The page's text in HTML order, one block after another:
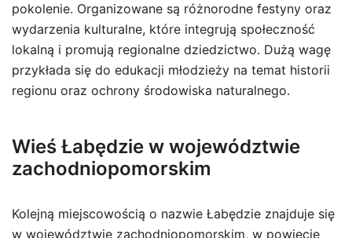
pokolenie. Organizowane są różnorodne festyny oraz
wydarzenia kulturalne, które integrują społeczność
lokalną i promują regionalne dziedzictwo. Dużą wagę
przykłada się do edukacji młodzieży na temat historii
regionu oraz ochrony środowiska naturalnego.
Wieś Łabędzie w województwie
zachodniopomorskim
Kolejną miejscowością o nazwie Łabędzie znajduje się
w województwie zachodniopomorskim, w powiecie